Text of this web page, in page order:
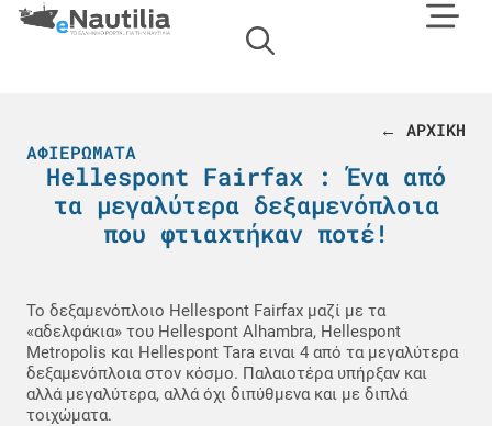
← ΑΡΧΙΚΗ
ΑΦΙΕΡΏΜΑΤΑ
Hellespont Fairfax : Ένα από
τα μεγαλύτερα δεξαμενόπλοια
που φτιαχτήκαν ποτέ!
Το δεξαμενόπλοιο Hellespont Fairfax μαζί με τα
«αδελφάκια» του Hellespont Alhambra, Hellespont
Metropolis και Hellespont Tara ειναι 4 από τα μεγαλύτερα
δεξαμενόπλοια στον κόσμο. Παλαιοτέρα υπήρξαν και
αλλά μεγαλύτερα, αλλά όχι διπύθμενα και με διπλά
τοιχώματα.